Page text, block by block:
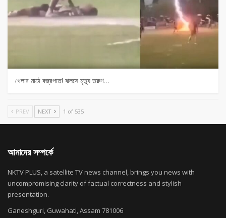
খেলার মাঠে বজ্রপাত! ঝলসে মৃত্যু তরুণ…
PREV NEXT 1 of 535
আমাদের সম্পর্কে
NKTV PLUS, a satellite TV news channel, brings you news with
uncompromising clarity of factual correctness and stylish
presentation.
Ganeshguri, Guwahati, Assam 781006